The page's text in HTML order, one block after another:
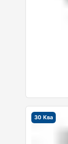
30 Ква